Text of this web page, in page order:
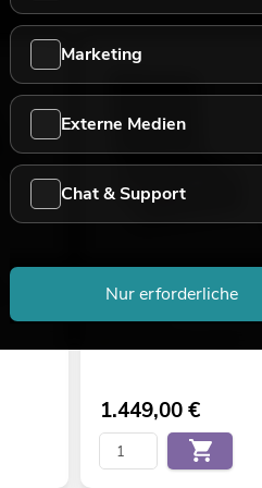
ABL + Case
1.449,00€
Marketing
Externe Medien
Chat & Support
Nur erforderliche